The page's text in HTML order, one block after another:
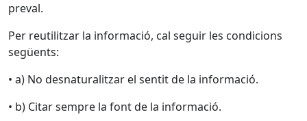
preval.
Per reutilitzar la informació, cal seguir les condicions
següents:
• a) No desnaturalitzar el sentit de la informació.
• b) Citar sempre la font de la informació.